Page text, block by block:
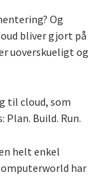
Og
bliver gjort på
uoverskueligt og
til cloud, som
Build. Run.
helt enkel
har